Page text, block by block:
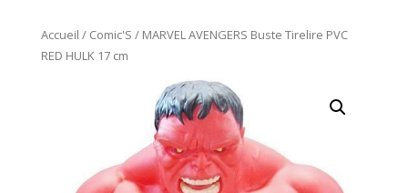
Accueil / Comic'S / MARVEL AVENGERS Buste Tirelire PVC
RED HULK 17 cm